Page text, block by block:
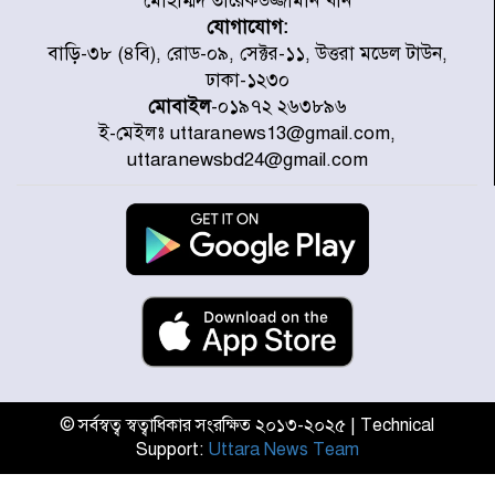
ডিএমপির অভিযানে ২৪ ঘণ্টায় গ্রেপ্তার
৫০৪, উদ্ধার মাদক-অস্ত্র
সন্দ্বীপের চরে বিপদে পড়া কচ্ছপ উদ্ধার
সাগরে অবমুক্ত
মাতারবাড়ী পৌঁছে নির্ধারিত কর্মসূচিতে
যোগ দিয়েছেন প্রধানমন্ত্রী
জাতীয় সাংবাদিক সংস্থার পিরোজপুর
গণঅভ্যুত্থানের তথ্য বিশ্বমিডিয়ায় পৌঁছে
যোগাযোগ:
বাড়ি-৩৮ (৪বি), রোড-০৯, সেক্টর-১১, উত্তরা মডেল টাউন,
ঢাকা-১২৩০
মোবাইল-০১৯৭২ ২৬৩৮৯৬
ই-মেইলঃ uttaranews13@gmail.com,
uttaranewsbd24@gmail.com
© সর্বস্বত্ব স্বত্বাধিকার সংরক্ষিত ২০১৩-২০২৫ | Technical
Support: Uttara News Team